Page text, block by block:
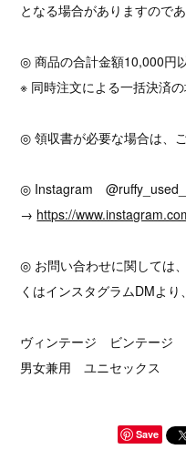
となる場合がありますので
◎ 商品の合計金額10,000円
※ 同時注文による一括決済
◎ 領収書が必要な場合は、
◎ Instagram
→ https://
◎ お問い合わせに関しては
くはインスタグラムDMより
ヴィンテージ ビンテージ
男女兼用 ユニセックス
Save